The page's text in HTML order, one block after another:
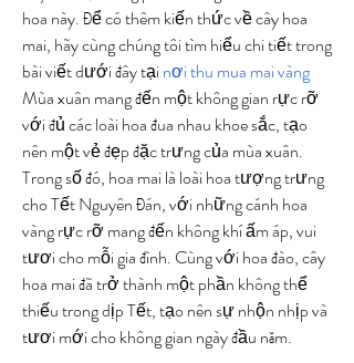
hoa này. Để có thêm kiến thức về cây hoa
mai, hãy cùng chúng tôi tìm hiểu chi tiết trong
bài viết dưới đây tại nơi thu mua mai vàng
Mùa xuân mang đến một không gian rực rỡ
với đủ các loài hoa đua nhau khoe sắc, tạo
nên một vẻ đẹp đặc trưng của mùa xuân.
Trong số đó, hoa mai là loài hoa tượng trưng
cho Tết Nguyên Đán, với những cánh hoa
vàng rực rỡ mang đến không khí ấm áp, vui
tươi cho mỗi gia đình. Cùng với hoa đào, cây
hoa mai đã trở thành một phần không thể
thiếu trong dịp Tết, tạo nên sự nhộn nhịp và
tươi mới cho không gian ngày đầu năm.